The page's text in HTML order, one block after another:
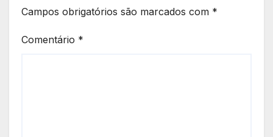
Campos obrigatórios são marcados com *
Comentário *